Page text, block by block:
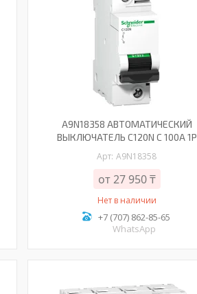
A9N18358 АВТОМАТИЧЕСКИЙ
ВЫКЛЮЧАТЕЛЬ C120N C 100A 1P
A9N18358
от 27 950 ₸
Нет в наличии
+7 (707) 862-85-65
WhatsApp